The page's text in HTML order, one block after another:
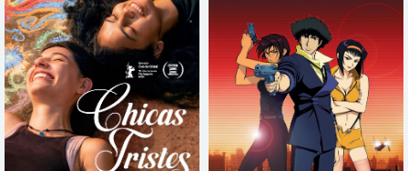
Bande-annonce
Réservation
INT. -16ans
VOST
FR
Bande-annonce
Réservation
INT. -12ans
VOST
FR